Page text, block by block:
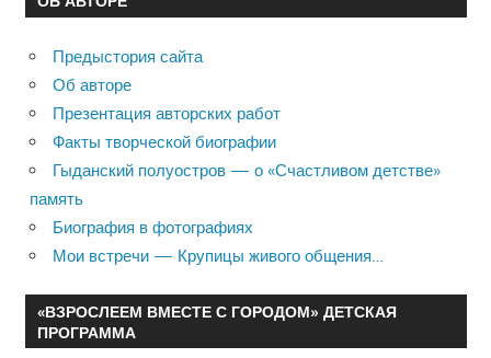
Предыстория сайта
Об авторе
Презентация авторских работ
Факты творческой биографии
Гыданский полуостров — о «Счастливом детстве»
память
Биография в фотографиях
Мои встречи — Крупицы живого общения…
«ВЗРОСЛЕЕМ ВМЕСТЕ С ГОРОДОМ» ДЕТСКАЯ
ПРОГРАММА